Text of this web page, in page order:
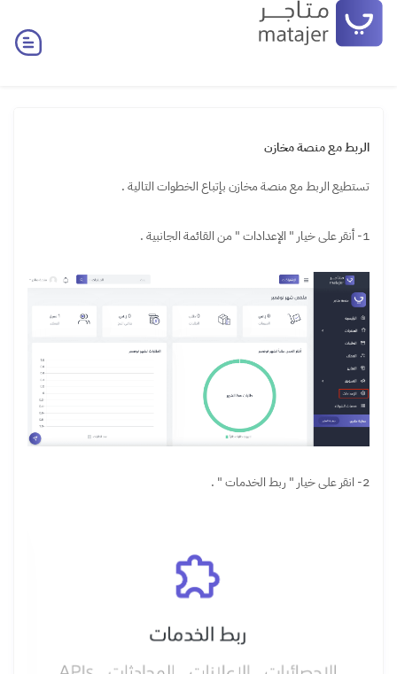
الربط مع منصة مخازن
تستطيع الربط مع منصة مخازن بإتباع الخطوات التالية .
1- أنقر على خيار " الإعدادات " من القائمة الجانبية .
2- انقر على خيار " ربط الخدمات " .